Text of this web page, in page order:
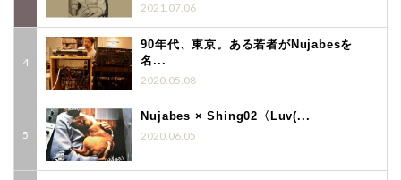
2021.07.06
90年代、東京。ある若者がNujabesを
名...
2020.05.08
Nujabes × Shing02〈Luv(...
2020.06.05